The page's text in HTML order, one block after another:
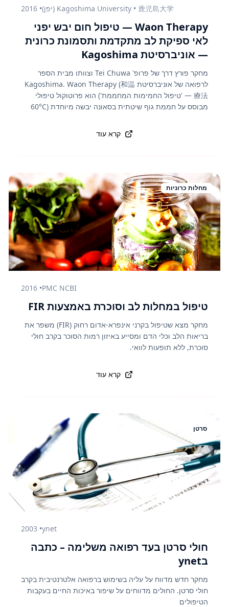
Kagoshima University • 鹿児島大学 (יפן) •
2016
Waon Therapy — טיפול חום יבש יפני
לאי ספיקת לב מתקדמת ותסמונת כרונית
— אוניברסיטת Kagoshima
מחקר פורץ דרך של פרופ' Tei Chuwa וצוותו מבית הספר
לרפואה של אוניברסיטת Kagoshima. Waon Therapy (和温
療法 — 'טיפול החמימות המחממת') הוא פרוטוקול טיפולי
מבוסס על חממת גוף שיטתית בסאונה יבשה מיוחדת (60°C
הקליני הגדול הראה שהטיפול משפר דרמטית את תפקוד הלב
באי ספיקת לב כרונית, משפר תפקוד אנדותל ומקטין מתח דם,
קרא עוד
מחלות כרוניות
PMC NCBI
•
2016
טיפול במחלות לב וסוכרת באמצעות FIR
מחקר מצא שטיפול בקרני אינפרא-אדום רחוק (FIR) משפר את
בריאות הלב וכלי הדם ומסייע באיזון רמות הסוכר בקרב חולי
סוכרת, ללא תופעות לוואי.
קרא עוד
סרטן
ynet
•
2003
חולי סרטן בעד רפואה משלימה – כתבה
בynet
מחקר חדש מדווח על עליה בשימוש ברפואה אלטרנטיבית בקרב
חולי סרטן. החולים מדווחים על שיפור באיכות החיים בעקבות
הטיפולים